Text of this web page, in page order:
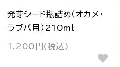
発芽シード瓶詰め（オカメ・
ラブバ用）210ml
1,200円(税込)